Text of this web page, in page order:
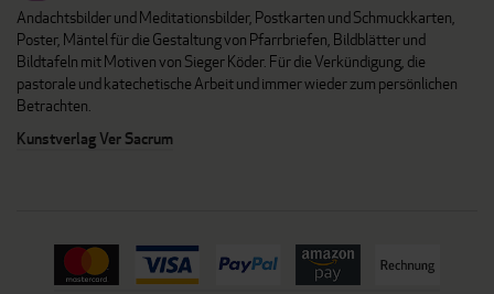
Andachtsbilder und Meditationsbilder, Postkarten und Schmuckkarten,
Poster, Mäntel für die Gestaltung von Pfarrbriefen, Bildblätter und
Bildtafeln mit Motiven von Sieger Köder. Für die Verkündigung, die
pastorale und katechetische Arbeit und immer wieder zum persönlichen
Betrachten.
Kunstverlag Ver Sacrum